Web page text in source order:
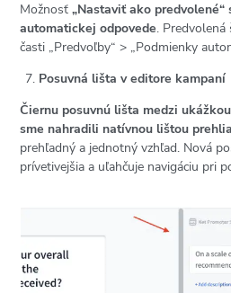
Možnosť„Nastaviť ako
automatickej odpovede.
časti „Predvoľby“ > „Podmienky
Posuvná lišta v editore kampaní
Čiernu posuvnú lišta medzi
sme nahradili natívnou lištou
prehľadný a jednotný vzhľad. Nová
prívetivejšia a uľahčuje navigáciu pri